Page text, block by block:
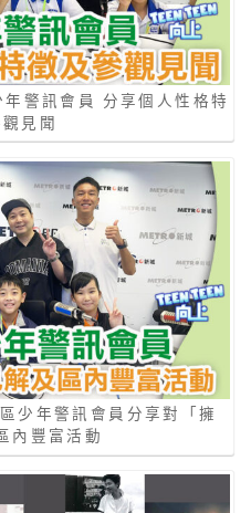
警訊會員 分享個人性格特
見聞
少年警訊會員分享對「擁
內豐富活動